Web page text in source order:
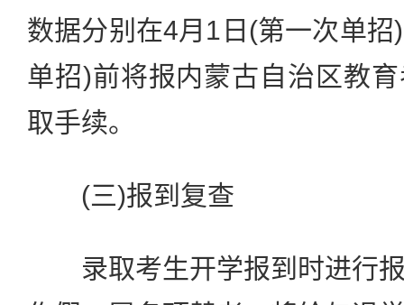
数据分别在4月1日(第一次单
单招)前将报内蒙古自治区教
取手续。
(三)报到复查
录取考生开学报到时进行报